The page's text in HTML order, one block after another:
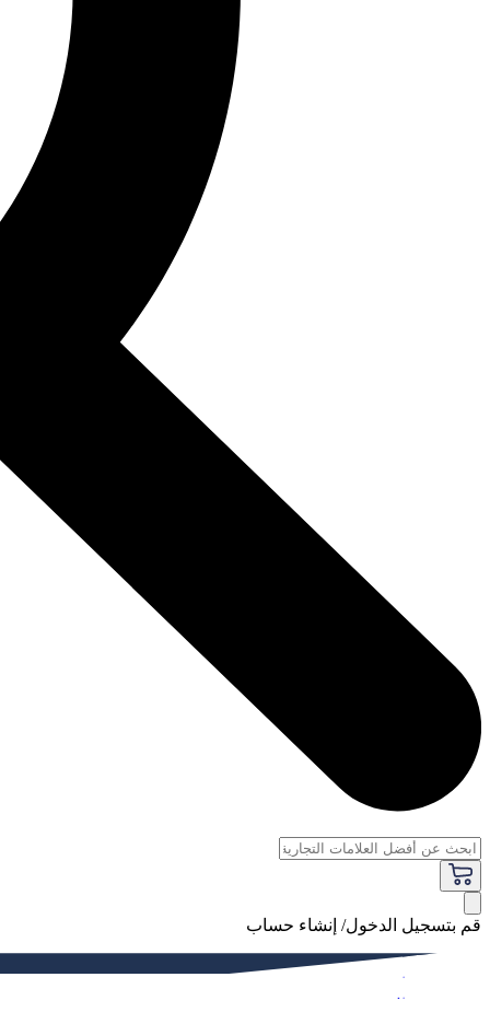
قم بتسجيل الدخول/ إنشاء حساب
فاخر
النساء
الرجال